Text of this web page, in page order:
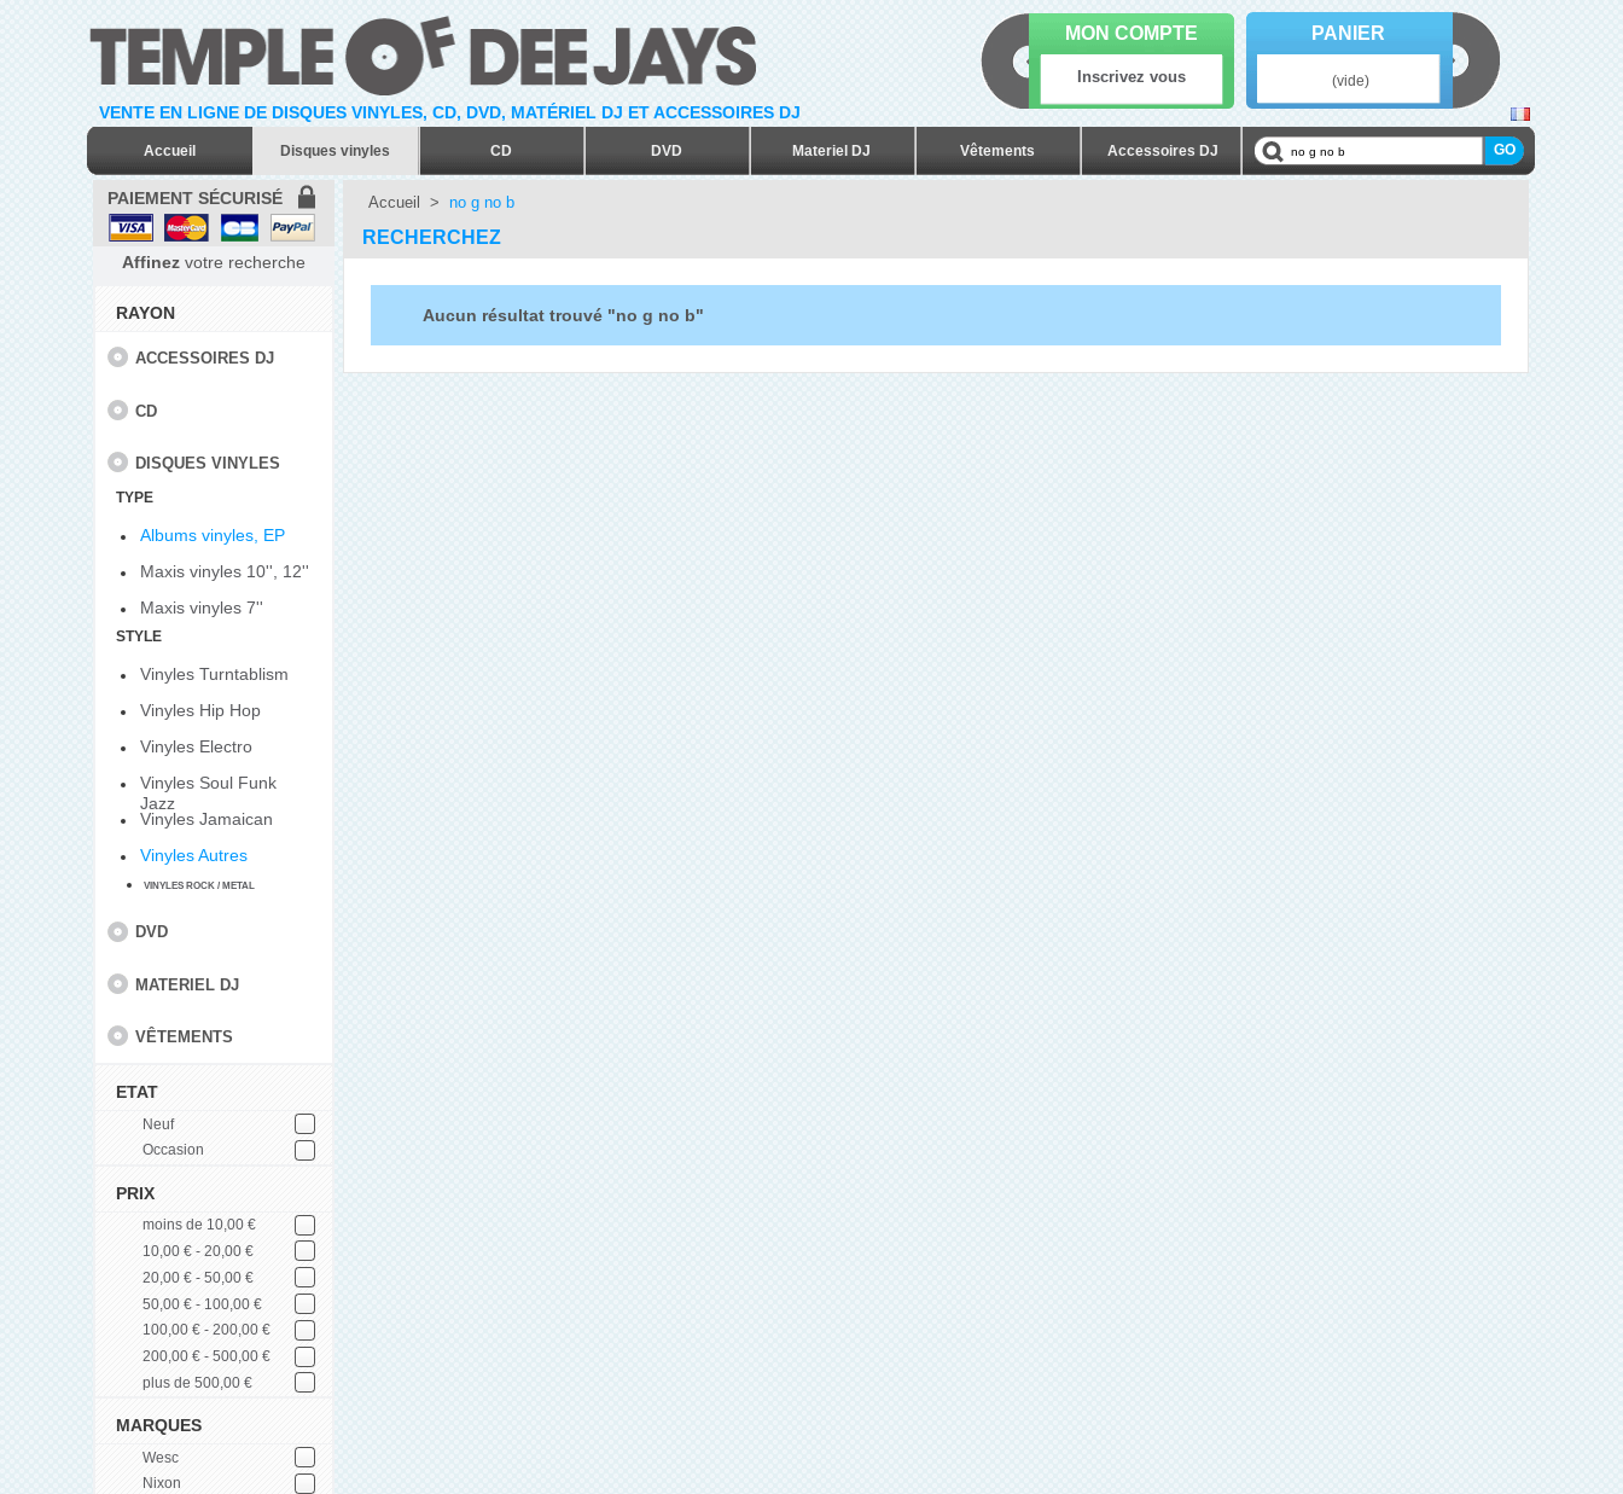
VENTE EN LIGNE DE DISQUES VINYLES, CD, DVD, MATÉRIEL DJ ET ACCESSOIRES DJ
Accueil Disques vinyles CD DVD Materiel DJ Vêtements Accessoires DJ
MON COMPTE
Inscrivez vous
PANIER
(vide)
PAIEMENT SÉCURISÉ
Affinez votre recherche
RAYON
ACCESSOIRES DJ
CD
DISQUES VINYLES
TYPE
Albums vinyles, EP
Maxis vinyles 10'', 12''
Maxis vinyles 7''
STYLE
Vinyles Turntablism
Vinyles Hip Hop
Vinyles Electro
Vinyles Soul Funk
Jazz
Vinyles Jamaican
Vinyles Autres
VINYLES ROCK / METAL
DVD
MATERIEL DJ
VÊTEMENTS
ETAT
Neuf
Occasion
PRIX
moins de 10,00 €
10,00 € - 20,00 €
20,00 € - 50,00 €
50,00 € - 100,00 €
100,00 € - 200,00 €
200,00 € - 500,00 €
plus de 500,00 €
MARQUES
Wesc
Nixon
Accueil > no g no b
RECHERCHEZ
Aucun résultat trouvé "no g no b"